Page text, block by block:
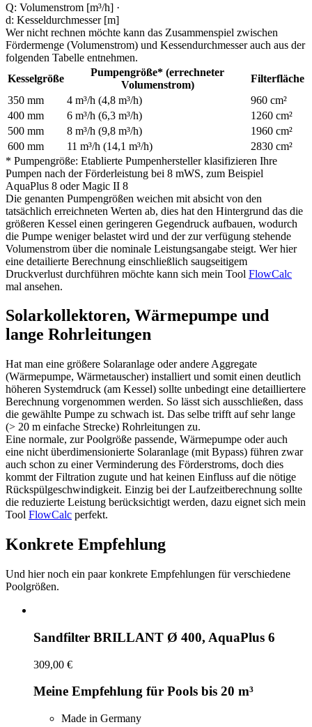
Q: Volumenstrom [m³/h] ·
d: Kesseldurchmesser [m]
Wer nicht rechnen möchte kann das Zusammenspiel zwischen
Fördermenge (Volumenstrom) und Kessendurchmesser auch aus der
folgenden Tabelle entnehmen.
Kesselgröße
Pumpengröße* (errechneter
Volumenstrom)
Filterfläche
350 mm
4 m³/h (4,8 m³/h)
960 cm²
400 mm
6 m³/h (6,3 m³/h)
1260 cm²
500 mm
8 m³/h (9,8 m³/h)
1960 cm²
600 mm
11 m³/h (14,1 m³/h)
2830 cm²
* Pumpengröße: Etablierte Pumpenhersteller klasifizieren Ihre
Pumpen nach der Förderleistung bei 8 mWS, zum Beispiel
AquaPlus 8 oder Magic II 8
Die genanten Pumpengrößen weichen mit absicht von den
tatsächlich erreichneten Werten ab, dies hat den Hintergrund das die
größeren Kessel einen geringeren Gegendruck aufbauen, wodurch
die Pumpe weniger belastet wird und der zur verfügung stehende
Volumenstrom über die nominale Leistungsangabe steigt. Wer hier
eine detailierte Berechnung einschließlich saugseitigem
Druckverlust durchführen möchte kann sich mein Tool FlowCalc
mal ansehen.
Solarkollektoren, Wärmepumpe und
lange Rohrleitungen
Hat man eine größere Solaranlage oder andere Aggregate
(Wärmepumpe, Wärmetauscher) installiert und somit einen deutlich
höheren Systemdruck (am Kessel) sollte unbedingt eine detailliertere
Berechnung vorgenommen werden. So lässt sich ausschließen, dass
die gewählte Pumpe zu schwach ist. Das selbe trifft auf sehr lange
(> 20 m einfache Strecke) Rohrleitungen zu.
Eine normale, zur Poolgröße passende, Wärmepumpe oder auch
eine nicht überdimensionierte Solaranlage (mit Bypass) führen zwar
auch schon zu einer Verminderung des Förderstroms, doch dies
kommt der Filtration zugute und hat keinen Einfluss auf die nötige
Rückspülgeschwindigkeit. Einzig bei der Laufzeitberechnung sollte
die reduzierte Leistung berücksichtigt werden, dazu eignet sich mein
Tool FlowCalc perfekt.
Konkrete Empfehlung
Und hier noch ein paar konkrete Empfehlungen für verschiedene
Poolgrößen.
Sandfilter BRILLANT Ø 400, AquaPlus 6
309,00 €
Meine Empfehlung für Pools bis 20 m³
Made in Germany